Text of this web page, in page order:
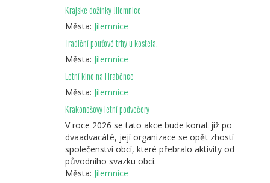
Krajské dožínky Jilemnice
Města: Jilemnice
Tradiční pouťové trhy u kostela.
Města: Jilemnice
Letní kino na Hraběnce
Města: Jilemnice
Krakonošovy letní podvečery
V roce 2026 se tato akce bude konat již po
dvaadvacáté, její organizace se opět zhostí
společenství obcí, které přebralo aktivity od
původního svazku obcí.
Města: Jilemnice